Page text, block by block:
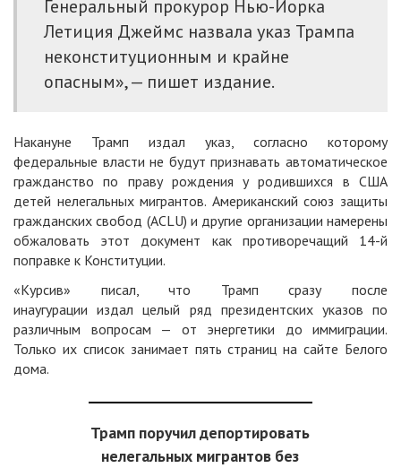
Генеральный прокурор Нью-Йорка
Летиция Джеймс назвала указ Трампа
неконституционным и крайне
опасным», — пишет издание.
Накануне Трамп издал указ, согласно которому
федеральные власти не будут признавать автоматическое
гражданство по праву рождения у родившихся в США
детей нелегальных мигрантов. Американский союз защиты
гражданских свобод (ACLU) и другие организации намерены
обжаловать этот документ как противоречащий 14-й
поправке к Конституции.
«Курсив» писал, что Трамп сразу после
инаугурации издал целый ряд президентских указов по
различным вопросам — от энергетики до иммиграции.
Только их список занимает пять страниц на сайте Белого
дома.
Трамп поручил депортировать
нелегальных мигрантов без